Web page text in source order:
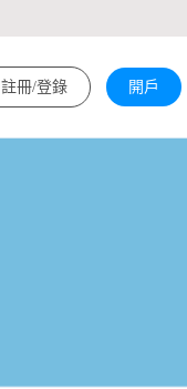
註冊/登錄 開戶